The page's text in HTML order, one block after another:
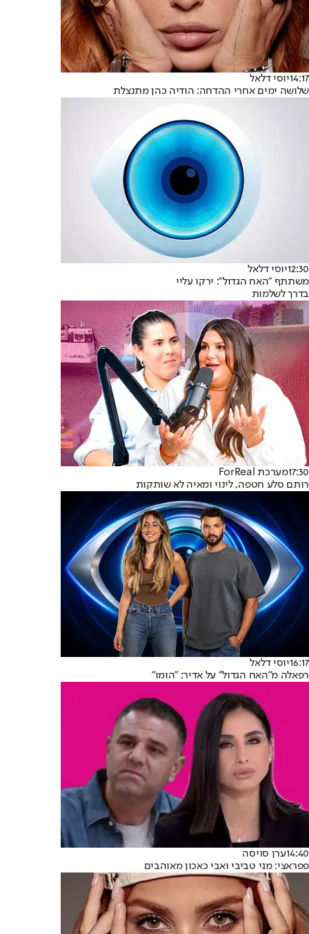
14:17יוסי דלאל
שלושה ימים אחרי ההדחה: הודיה כהן מתנצלת
12:30יוסי דלאל
משתתף "האח הגדול": ירקו עליי
בדרך לשלמות
17:30מערכת ForReal
רותם סלע חטפה, לינוי ומאיה לא שותקות
16:17יוסי דלאל
רפאלה מ"האח הגדול" על אדיר: "הומו"
14:40ערן סויסה
פפראצי: מגי טביבי ואבי כאכון מאוהבים